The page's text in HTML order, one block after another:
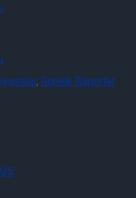
11/06/
, Günlük Raporlar